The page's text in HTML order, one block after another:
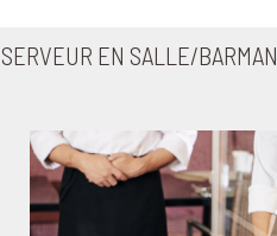
SERVEUR EN SALLE/BARMAN